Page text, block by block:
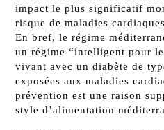
impact le plus significatif
risque de maladies
En bref, le régime
un régime “intelligent pour
vivant avec un diabète de
exposées aux maladies
prévention est une raison
style d’alimentation